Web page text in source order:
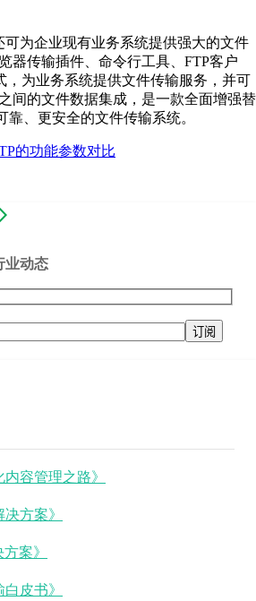
可为企业现有业务系统提供强⼤的⽂件
器传输插件、命令⾏⼯具、FTP客户
，为业务系统提供⽂件传输服务，并可
间的⽂件数据集成，是一款全⾯增强替
靠、更安全的⽂件传输系统。
的功能参数对比
业动态
容管理之路》
方案》
案》
皮书》